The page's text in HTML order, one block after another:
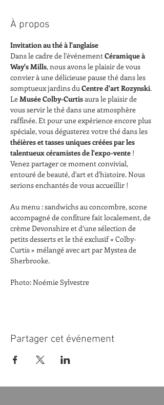
À propos
Invitation au thé à l'anglaise
Dans le cadre de l'événement Céramique à
Way's Mills, nous avons le plaisir de vous
convier à une délicieuse pause thé dans les
somptueux jardins du Centre d'art Rozynski.
Le Musée Colby-Curtis aura le plaisir de
vous servir le thé dans une atmosphère
raffinée. Et pour une expérience encore plus
spéciale, vous dégusterez votre thé dans les
théières et tasses uniques créées par les
talentueux céramistes de l'expo-vente !
Venez partager ce moment convivial,
entouré de beauté, d'art et d'histoire. Nous
serions enchantés de vous accueillir !
Au menu : sandwichs au concombre, scone
accompagné de confiture fait localement, de
crème Devonshire et d’une sélection de
petits desserts et le thé exclusif « Colby-
Curtis » mélangé avec art par Mystea de
Sherbrooke.
Photo: Noémie Sylvestre
Partager cet événement